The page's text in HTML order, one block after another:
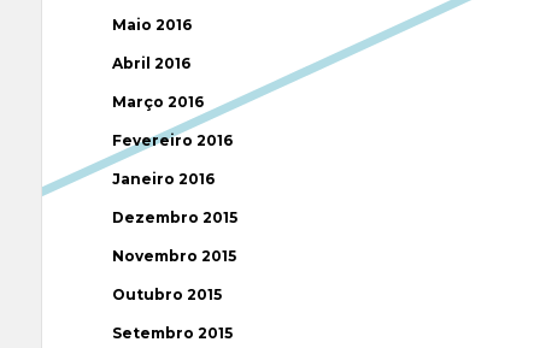
Maio 2016
Abril 2016
Março 2016
Fevereiro 2016
Janeiro 2016
Dezembro 2015
Novembro 2015
Outubro 2015
Setembro 2015